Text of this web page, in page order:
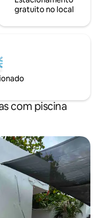
gratuito no local
com piscina